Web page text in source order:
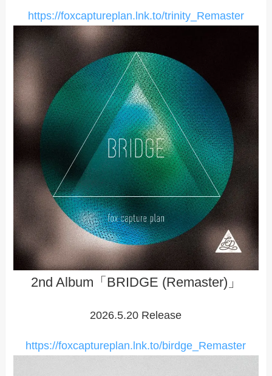
https://foxcaptureplan.lnk.to/trinity_Remaster
2nd Album「BRIDGE (Remaster)」
2026.5.20 Release
https://foxcaptureplan.lnk.to/birdge_Remaster